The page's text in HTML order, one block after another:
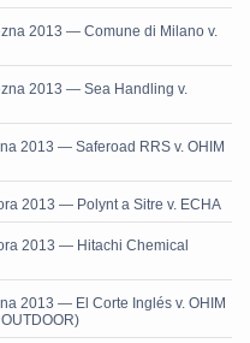
2013 — Comune di Milano v.
2013 — Sea Handling v.
2013 — Saferoad RRS v. OHIM
2013 — Polynt a Sitre v. ECHA
2013 — Hitachi Chemical
2013 — El Corte Inglés v. OHIM